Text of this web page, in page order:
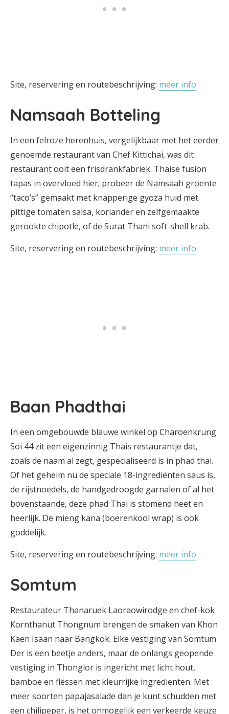
Site, reservering en routebeschrijving: meer info
Namsaah Botteling
In een felroze herenhuis, vergelijkbaar met het eerder
genoemde restaurant van Chef Kittichai, was dit
restaurant ooit een frisdrankfabriek. Thaise fusion
tapas in overvloed hier; probeer de Namsaah groente
“taco’s” gemaakt met knapperige gyoza huid met
pittige tomaten salsa, koriander en zelfgemaakte
gerookte chipotle, of de Surat Thani soft-shell krab.
Site, reservering en routebeschrijving: meer info
Baan Phadthai
In een omgebouwde blauwe winkel op Charoenkrung
Soi 44 zit een eigenzinnig Thais restaurantje dat,
zoals de naam al zegt, gespecialiseerd is in phad thai.
Of het geheim nu de speciale 18-ingrediënten saus is,
de rijstnoedels, de handgedroogde garnalen of al het
bovenstaande, deze phad Thai is stomend heet en
heerlijk. De mieng kana (boerenkool wrap) is ook
goddelijk.
Site, reservering en routebeschrijving: meer info
Somtum
Restaurateur Thanaruek Laoraowirodge en chef-kok
Kornthanut Thongnum brengen de smaken van Khon
Kaen Isaan naar Bangkok. Elke vestiging van Somtum
Der is een beetje anders, maar de onlangs geopende
vestiging in Thonglor is ingericht met licht hout,
bamboe en flessen met kleurrijke ingrediënten. Met
meer soorten papajasalade dan je kunt schudden met
een chilipeper, is het onmogelijk een verkeerde keuze